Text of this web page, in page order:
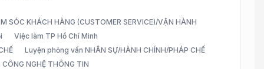
SÓC KHÁCH HÀNG (CUSTOMER SERVICE)/VẬN HÀNH
Việc làm TP Hồ Chí Minh
Luyện phỏng vấn NHÂN SỰ/HÀNH CHÍNH/PHÁP CHẾ
NGHỆ THÔNG TIN